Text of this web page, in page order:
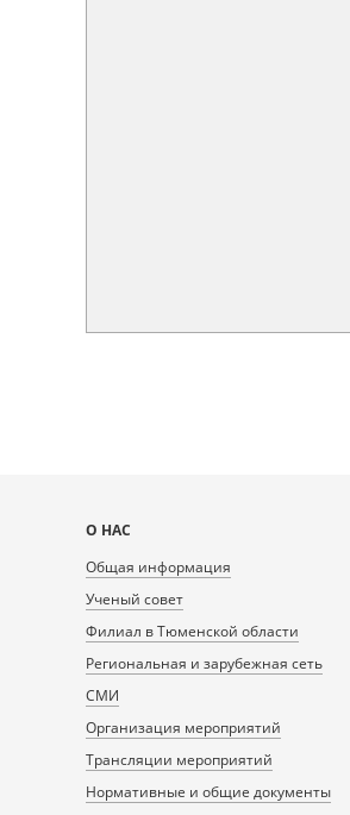
Карта
сайта
О НАС
Общая информация
Ученый совет
Филиал в Тюменской области
Региональная и зарубежная сеть
СМИ
Организация мероприятий
Трансляции мероприятий
Нормативные и общие документы